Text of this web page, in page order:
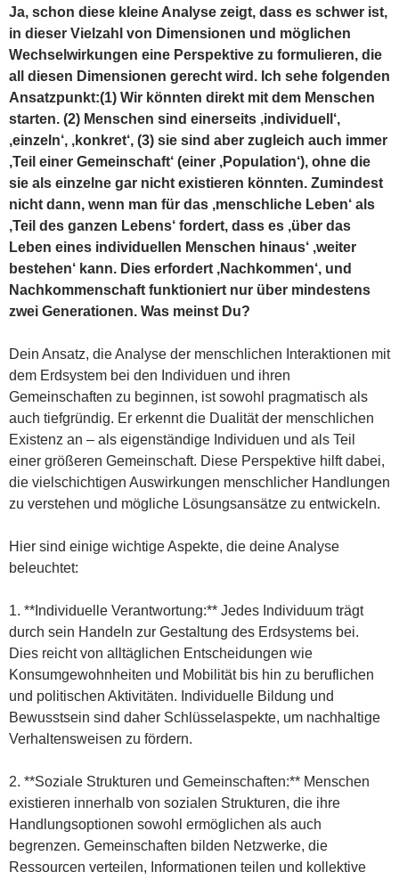
Ja, schon diese kleine Analyse zeigt, dass es schwer ist,
in dieser Vielzahl von Dimensionen und möglichen
Wechselwirkungen eine Perspektive zu formulieren, die
all diesen Dimensionen gerecht wird. Ich sehe folgenden
Ansatzpunkt:(1) Wir könnten direkt mit dem Menschen
starten. (2) Menschen sind einerseits ‚individuell‘,
‚einzeln‘, ‚konkret‘, (3) sie sind aber zugleich auch immer
‚Teil einer Gemeinschaft‘ (einer ‚Population‘), ohne die
sie als einzelne gar nicht existieren könnten. Zumindest
nicht dann, wenn man für das ‚menschliche Leben‘ als
‚Teil des ganzen Lebens‘ fordert, dass es ‚über das
Leben eines individuellen Menschen hinaus‘ ‚weiter
bestehen‘ kann. Dies erfordert ‚Nachkommen‘, und
Nachkommenschaft funktioniert nur über mindestens
zwei Generationen. Was meinst Du?
Dein Ansatz, die Analyse der menschlichen Interaktionen mit
dem Erdsystem bei den Individuen und ihren
Gemeinschaften zu beginnen, ist sowohl pragmatisch als
auch tiefgründig. Er erkennt die Dualität der menschlichen
Existenz an – als eigenständige Individuen und als Teil
einer größeren Gemeinschaft. Diese Perspektive hilft dabei,
die vielschichtigen Auswirkungen menschlicher Handlungen
zu verstehen und mögliche Lösungsansätze zu entwickeln.
Hier sind einige wichtige Aspekte, die deine Analyse
beleuchtet:
1. **Individuelle Verantwortung:** Jedes Individuum trägt
durch sein Handeln zur Gestaltung des Erdsystems bei.
Dies reicht von alltäglichen Entscheidungen wie
Konsumgewohnheiten und Mobilität bis hin zu beruflichen
und politischen Aktivitäten. Individuelle Bildung und
Bewusstsein sind daher Schlüsselaspekte, um nachhaltige
Verhaltensweisen zu fördern.
2. **Soziale Strukturen und Gemeinschaften:** Menschen
existieren innerhalb von sozialen Strukturen, die ihre
Handlungsoptionen sowohl ermöglichen als auch
begrenzen. Gemeinschaften bilden Netzwerke, die
Ressourcen verteilen, Informationen teilen und kollektive